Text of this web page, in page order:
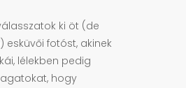
ki öt (de
fotóst, akinek
lélekben pedig
hogy